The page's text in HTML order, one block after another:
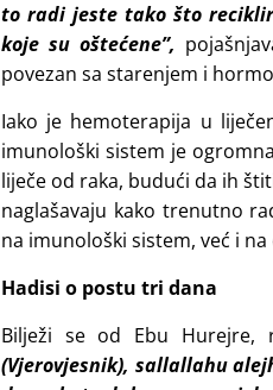
to radi jeste tako što
koje su oštećene”,
povezan sa starenjem i
Iako je hemoterapija u
imunološki sistem je
liječe od raka, budući da ih
naglašavaju kako trenutno
na imunološki sistem, već i
Hadisi o postu tri dana
Bilježi se od Ebu Hurejre,
(Vjerovjesnik), sallallahu